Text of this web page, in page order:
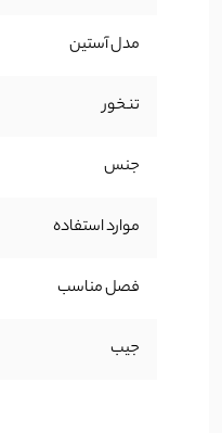
مدل آستین
تنخور
جنس
موارد استفاده
فصل مناسب
جیب